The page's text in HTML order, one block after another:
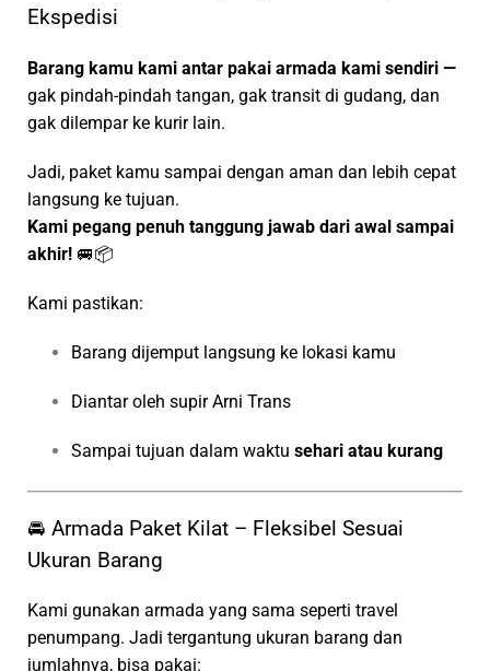
Ekspedisi
Barang kamu kami antar pakai armada kami sendiri —
gak pindah-pindah tangan, gak transit di gudang, dan
gak dilempar ke kurir lain.
Jadi, paket kamu sampai dengan aman dan lebih cepat
langsung ke tujuan.
Kami pegang penuh tanggung jawab dari awal sampai
akhir! 🚐📦
Kami pastikan:
Barang dijemput langsung ke lokasi kamu
Diantar oleh supir Arni Trans
Sampai tujuan dalam waktu sehari atau kurang
🚘 Armada Paket Kilat – Fleksibel Sesuai
Ukuran Barang
Kami gunakan armada yang sama seperti travel
penumpang. Jadi tergantung ukuran barang dan
jumlahnya, bisa pakai: